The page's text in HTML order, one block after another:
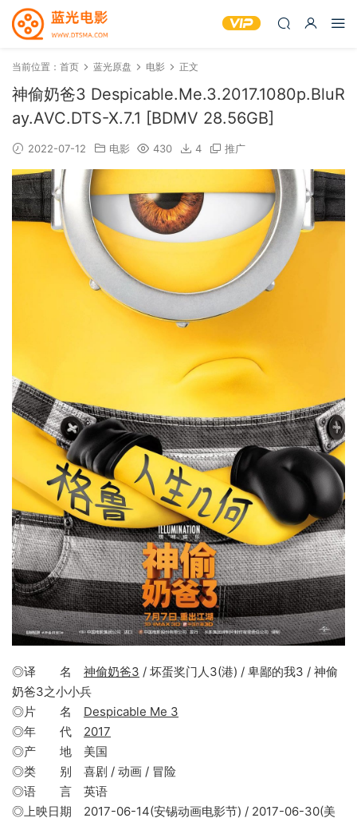
当前位置： 首页 蓝光原盘 电影 正文
神偷奶爸3 Despicable.Me.3.2017.1080p.BluR
ay.AVC.DTS-X.7.1 [BDMV 28.56GB]
2022-07-12 电影 430 4 推广
◎译 名 神偷奶爸3 / 坏蛋奖门人3(港) / 卑鄙的我3 / 神偷
奶爸3之小小兵
◎片 名 Despicable Me 3
◎年 代 2017
◎产 地 美国
◎类 别 喜剧 / 动画 / 冒险
◎语 言 英语
◎上映日期 2017-06-14(安锡动画电影节) / 2017-06-30(美